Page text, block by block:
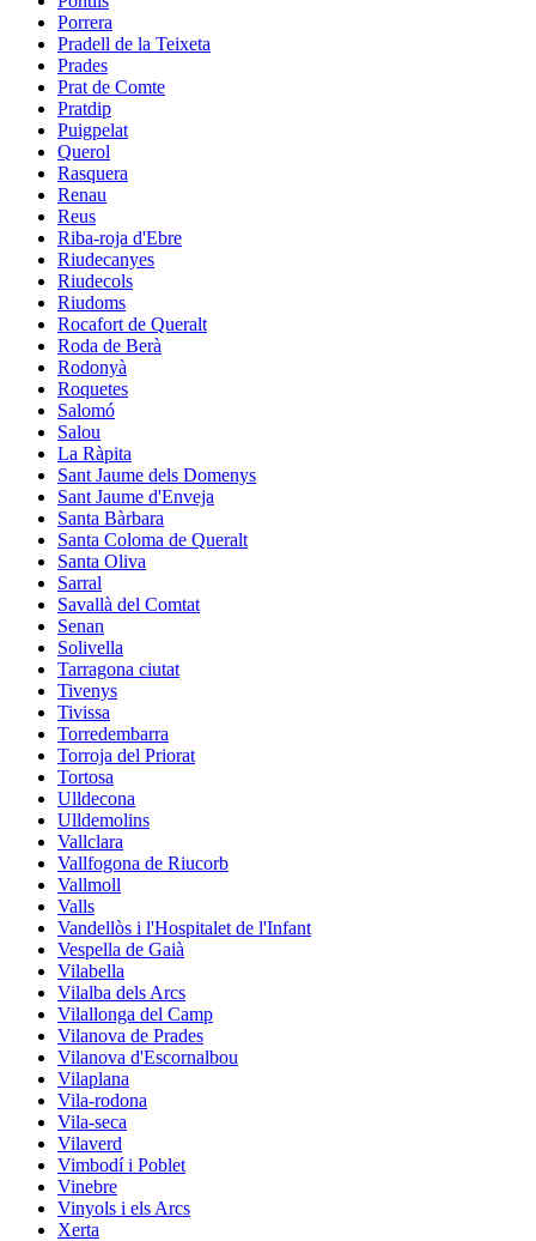
Porrera
Pradell de la Teixeta
Prades
Prat de Comte
Pratdip
Puigpelat
Querol
Rasquera
Renau
Reus
Riba-roja d'Ebre
Riudecanyes
Riudecols
Riudoms
Rocafort de Queralt
Roda de Berà
Rodonyà
Roquetes
Salomó
Salou
La Ràpita
Sant Jaume dels Domenys
Sant Jaume d'Enveja
Santa Bàrbara
Santa Coloma de Queralt
Santa Oliva
Sarral
Savallà del Comtat
Senan
Solivella
Tarragona ciutat
Tivenys
Tivissa
Torredembarra
Torroja del Priorat
Tortosa
Ulldecona
Ulldemolins
Vallclara
Vallfogona de Riucorb
Vallmoll
Valls
Vandellòs i l'Hospitalet de l'Infant
Vespella de Gaià
Vilabella
Vilalba dels Arcs
Vilallonga del Camp
Vilanova de Prades
Vilanova d'Escornalbou
Vilaplana
Vila-rodona
Vila-seca
Vilaverd
Vimbodí i Poblet
Vinebre
Vinyols i els Arcs
Xerta